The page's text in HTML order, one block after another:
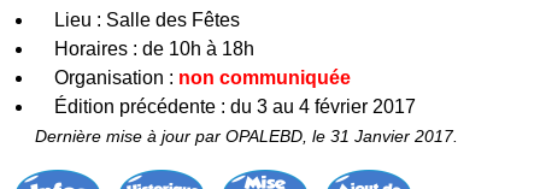
Lieu : Salle des Fêtes
Horaires : de 10h à 18h
Organisation : non communiquée
Édition précédente : du 3 au 4 février 2017
Dernière mise à jour par OPALEBD, le 31 Janvier 2017.